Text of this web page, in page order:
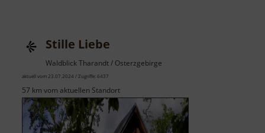
Stille Liebe
Waldblick Tharandt / Osterzgebirge
aktuell vom 23.07.2024 / Zugriffe: 6437
57 km vom aktuellen Standort